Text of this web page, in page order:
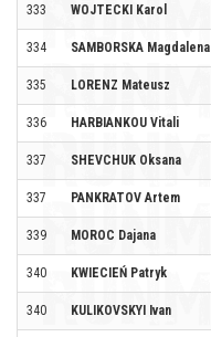
333 WOJTECKI Karol
334 SAMBORSKA Magdalena
335 LORENZ Mateusz
336 HARBIANKOU Vitali
337 SHEVCHUK Oksana
337 PANKRATOV Artem
339 MOROC Dajana
340 KWIECIEŃ Patryk
340 KULIKOVSKYI Ivan